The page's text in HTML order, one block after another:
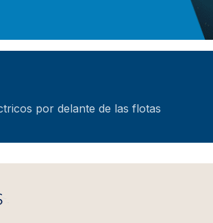
por delante de las flotas